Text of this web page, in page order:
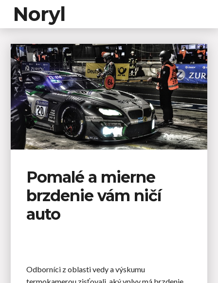
Noryl
Pomalé a mierne
brzdenie vám ničí
auto
Odborníci z oblasti vedy a výskumu